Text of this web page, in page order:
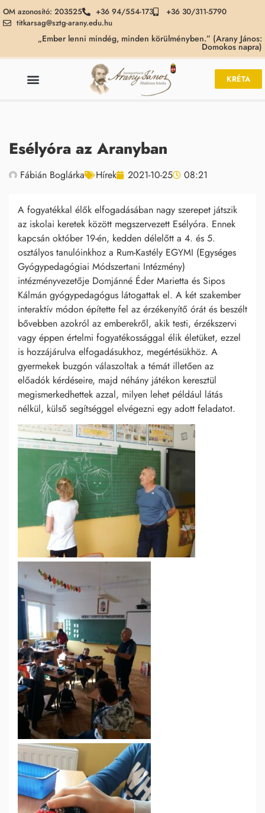
OM azonosító: 203525 +36 94/554-173
+36 30/311-5790
titkarsag@sztg-arany.edu.hu
„Ember lenni mindég, minden körülményben.” (Arany János:
Domokos napra)
KRÉTA
Esélyóra az Aranyban
Fábián Boglárka Hírek 2021-10-25 08:21
A fogyatékkal élők elfogadásában nagy szerepet játszik
az iskolai keretek között megszervezett Esélyóra. Ennek
kapcsán október 19-én, kedden délelőtt a 4. és 5.
osztályos tanulóinkhoz a Rum-Kastély EGYMI (Egységes
Gyógypedagógiai Módszertani Intézmény)
intézményvezetője Domjánné Éder Marietta és Sipos
Kálmán gyógypedagógus látogattak el. A két szakember
interaktív módon építette fel az érzékenyítő órát és beszélt
bővebben azokról az emberekről, akik testi, érzékszervi
vagy éppen értelmi fogyatékossággal élik életüket, ezzel
is hozzájárulva elfogadásukhoz, megértésükhöz. A
gyermekek buzgón válaszoltak a témát illetően az
előadók kérdéseire, majd néhány játékon keresztül
megismerkedhettek azzal, milyen lehet például látás
nélkül, külső segítséggel elvégezni egy adott feladatot.